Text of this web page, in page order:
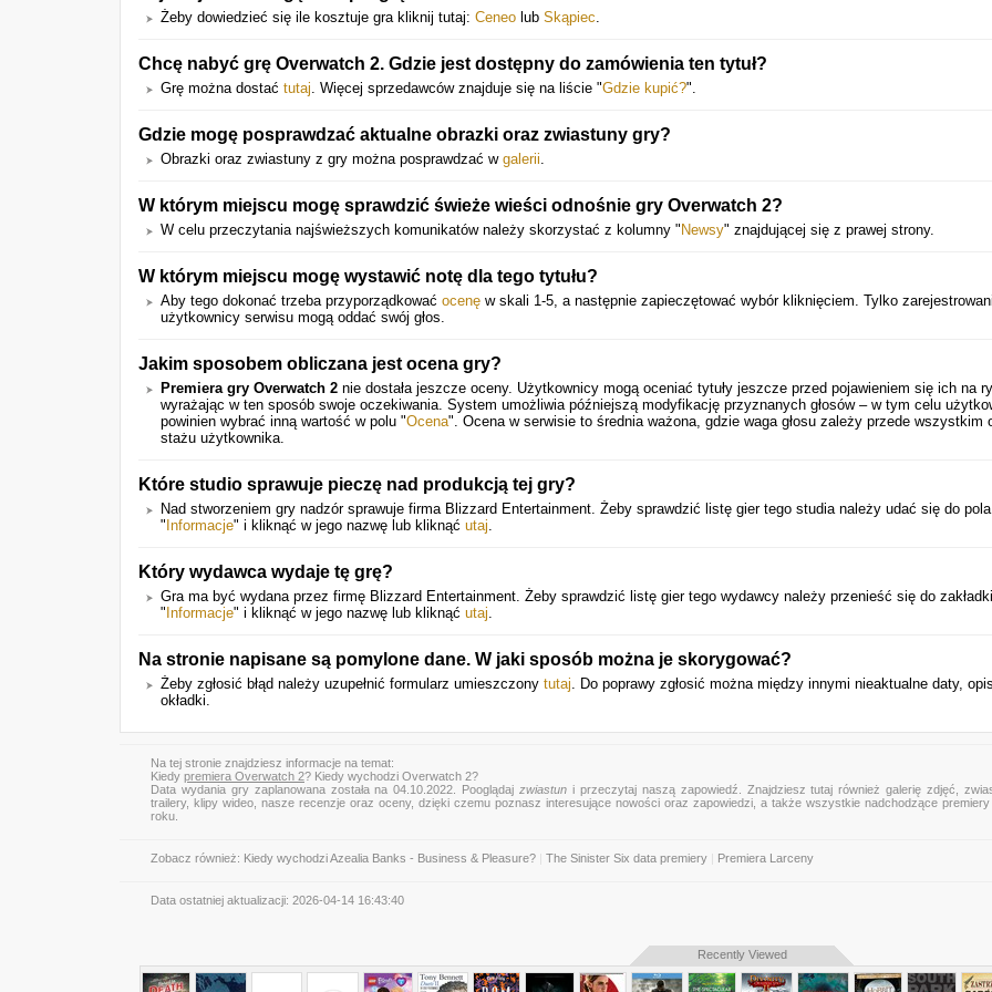
Żeby dowiedzieć się ile kosztuje gra kliknij tutaj: Ceneo lub Skąpiec.
Chcę nabyć grę Overwatch 2. Gdzie jest dostępny do zamówienia ten tytuł?
Grę można dostać tutaj. Więcej sprzedawców znajduje się na liście "Gdzie kupić?".
Gdzie mogę posprawdzać aktualne obrazki oraz zwiastuny gry?
Obrazki oraz zwiastuny z gry można posprawdzać w galerii.
W którym miejscu mogę sprawdzić świeże wieści odnośnie gry Overwatch 2?
W celu przeczytania najświeższych komunikatów należy skorzystać z kolumny " Newsy" znajdującej się z prawej strony.
W którym miejscu mogę wystawić notę dla tego tytułu?
Aby tego dokonać trzeba przyporządkować ocenę w skali 1-5, a następnie zapieczętować wybór kliknięciem. Tylko zarejestrowani
użytkownicy serwisu mogą oddać swój głos.
Jakim sposobem obliczana jest ocena gry?
Premiera gry Overwatch 2 nie dostała jeszcze oceny. Użytkownicy mogą oceniać tytuły jeszcze przed pojawieniem się ich na
wyrażając w ten sposób swoje oczekiwania. System umożliwia późniejszą modyfikację przyznanych głosów – w tym celu
powinien wybrać inną wartość w polu "Ocena". Ocena w serwisie to średnia ważona, gdzie waga głosu zależy przede wszystkim
stażu użytkownika.
Które studio sprawuje pieczę nad produkcją tej gry?
Nad stworzeniem gry nadzór sprawuje firma Blizzard Entertainment. Żeby sprawdzić listę gier tego studia należy udać się do pola
" Informacje" i kliknąć w jego nazwę lub kliknąć utaj.
Który wydawca wydaje tę grę?
Gra ma być wydana przez firmę Blizzard Entertainment. Żeby sprawdzić listę gier tego wydawcy należy przenieść się do zakładki
" Informacje" i kliknąć w jego nazwę lub kliknąć utaj.
Na stronie napisane są pomylone dane. W jaki sposób można je skorygować?
Żeby zgłosić błąd należy uzupełnić formularz umieszczony tutaj. Do poprawy zgłosić można między innymi nieaktualne daty,
okładki.
Na tej stronie znajdziesz informacje na temat:
Kiedy premiera Overwatch 2? Kiedy wychodzi Overwatch 2?
Data wydania gry zaplanowana została na 04.10.2022. Pooglądajzwiastun i przeczytaj naszą zapowiedź. Znajdziesz tutaj również galerię zdjęć,
trailery, klipy wideo, nasze recenzje oraz oceny, dzięki czemu poznasz interesujące nowości oraz zapowiedzi, a także wszystkie nadchodzące premiery
roku.
Zobacz również: Kiedy wychodzi Azealia Banks - Business & Pleasure? The Sinister Six data premiery Premiera Larceny
Data ostatniej aktualizacji: 2026-04-14 16:43:40
Recently Viewed